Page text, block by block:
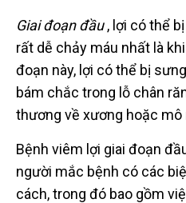
Giai đoạn đầu, lợi có thể
rất dễ chảy máu nhất là
đoạn này, lợi có thể bị
bám chắc trong lỗ chân
thương về xương hoặc mô
Bệnh viêm lợi giai đoạn
người mắc bệnh có các
cách, trong đó bao gồm